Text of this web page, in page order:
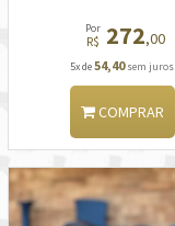
Por
R$ 272,00
5x de54,40sem juros
COMPRAR